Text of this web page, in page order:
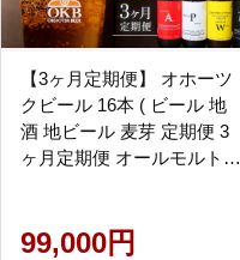
【3ヶ月定期便】 オホーツ
クビール 16本 ( ビール 地
酒 地ビール 麦芽 定期便 3
ヶ月定期便 オールモルトビ
99,000円